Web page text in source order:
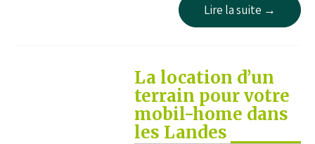
Lire la suite →
La location d’un
terrain pour votre
mobil-home dans
les Landes